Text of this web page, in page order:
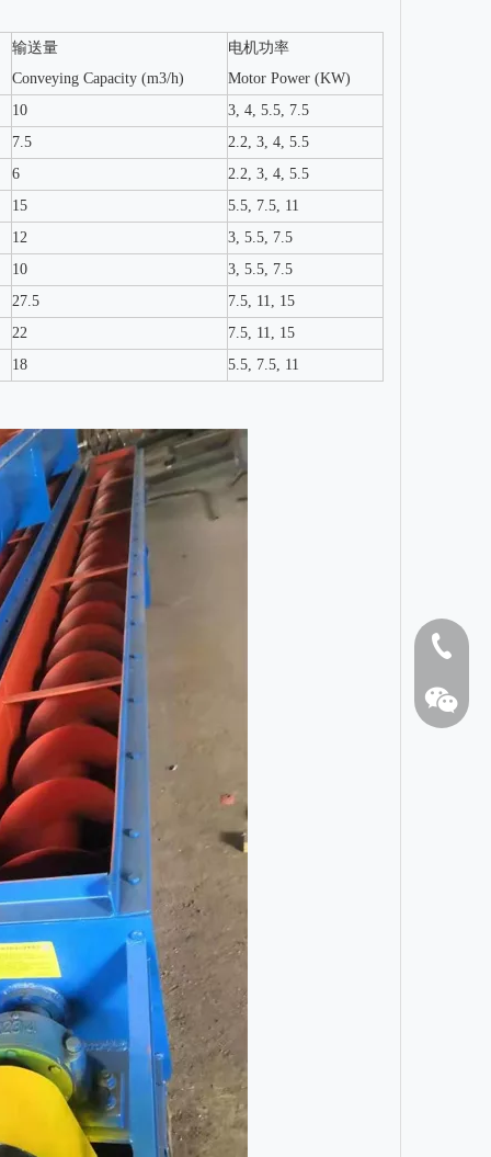
椭圆泥浆振动筛
输送量
Conveying Capacity (m3/h)
电机功率
Motor Power (KW)
10
3, 4, 5.5, 7.5
7.5
2.2, 3, 4, 5.5
6
2.2, 3, 4, 5.5
15
5.5, 7.5, 11
12
3, 5.5, 7.5
10
3, 5.5, 7.5
27.5
7.5, 11, 15
22
7.5, 11, 15
18
5.5, 7.5, 11